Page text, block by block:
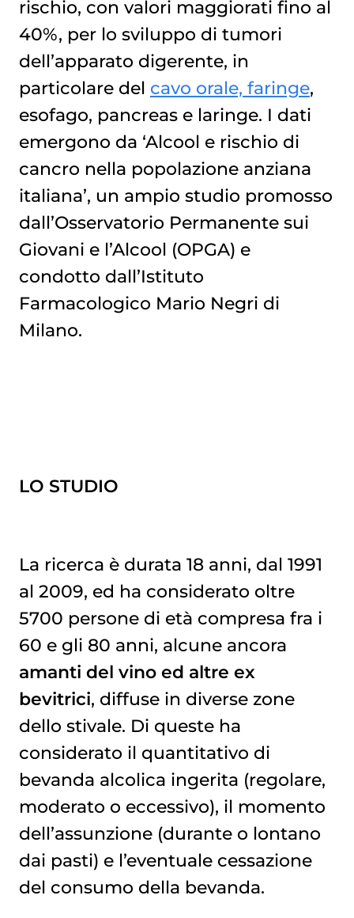
rischio, con valori maggiorati fino al
40%, per lo sviluppo di tumori
dell’apparato digerente, in
particolare del cavo orale, faringe,
esofago, pancreas e laringe. I dati
emergono da ‘Alcool e rischio di
cancro nella popolazione anziana
italiana’, un ampio studio promosso
dall’Osservatorio Permanente sui
Giovani e l’Alcool (OPGA) e
condotto dall’Istituto
Farmacologico Mario Negri di
Milano.
LO STUDIO
La ricerca è durata 18 anni, dal 1991
al 2009, ed ha considerato oltre
5700 persone di età compresa fra i
60 e gli 80 anni, alcune ancora
amanti del vino ed altre ex
bevitrici, diffuse in diverse zone
dello stivale. Di queste ha
considerato il quantitativo di
bevanda alcolica ingerita (regolare,
moderato o eccessivo), il momento
dell’assunzione (durante o lontano
dai pasti) e l’eventuale cessazione
del consumo della bevanda.